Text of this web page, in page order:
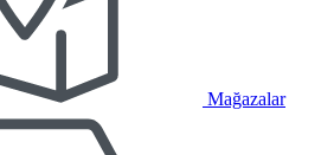
Mağazalar